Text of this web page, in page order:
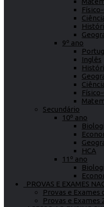
9º ano
Inglês
Secundário
10º ano
HCA
11º ano
PROVAS E EXAMES
Provas e Exames
Provas e Exames